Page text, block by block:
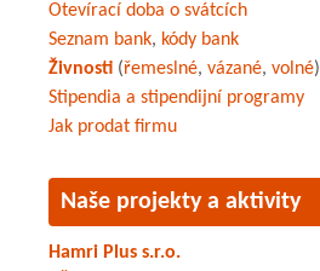
Otevírací doba o svátcích
Seznam bank, kódy bank
Živnosti (řemeslné, vázané, volné)
Stipendia a stipendijní programy
Jak prodat firmu
Naše projekty a aktivity
Hamri Plus s.r.o.